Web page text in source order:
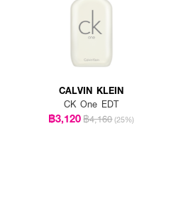
CALVIN KLEIN
CK One EDT
฿3,120฿4,160 (25%)